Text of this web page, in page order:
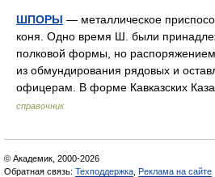
ШПОРЫ — металлическое
коня. Одно время Ш. были
полковой формы, но
из обмундирования рядовых и
офицерам. В форме Кавказских
справочник
© Академик, 2000-2026
Обратная связь: Техподдержка Реклама на сайте